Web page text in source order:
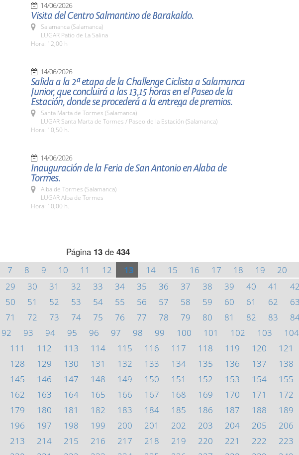
14/06/2026
Visita del Centro Salmantino de Barakaldo.
Salamanca (Salamanca)
LUGAR Patio de La Salina
Hora: 12,00 h
14/06/2026
Salida a la 2ª etapa de la Challenge Ciclista a Salamanca
Junior, que concluirá a las 13,15 horas en el Paseo de la
Estación, donde se procederá a la entrega de premios.
Santa Marta de Tormes (Salamanca)
LUGAR Santa Marta de Tormes / Paseo de la Estación (Salamanca)
Hora: 10,50 h.
14/06/2026
Inauguración de la Feria de San Antonio en Alaba de
Tormes.
Alba de Tormes (Salamanca)
LUGAR Alba de Tormes
Hora: 10,00 h.
Página 13 de 434
7 8 9 10 11 12 13 14 15 16 17 18 19 20
29 30 31 32 33 34 35 36 37 38 39 40 41 42
50 51 52 53 54 55 56 57 58 59 60 61 62 63
71 72 73 74 75 76 77 78 79 80 81 82 83
92 93 94 95 96 97 98 99 100 101 102 103 104
111 112 113 114 115 116 117 118 119 120 121
128 129 130 131 132 133 134 135 136 137 138
145 146 147 148 149 150 151 152 153 154 155
162 163 164 165 166 167 168 169 170 171 172
179 180 181 182 183 184 185 186 187 188 189
196 197 198 199 200 201 202 203 204 205 206
213 214 215 216 217 218 219 220 221 222 223